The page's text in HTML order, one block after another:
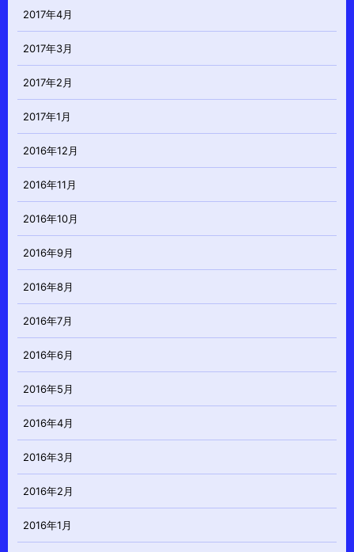
2017年4月
2017年3月
2017年2月
2017年1月
2016年12月
2016年11月
2016年10月
2016年9月
2016年8月
2016年7月
2016年6月
2016年5月
2016年4月
2016年3月
2016年2月
2016年1月